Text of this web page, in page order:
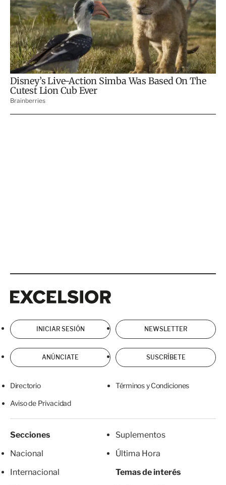
INICIAR SESIÓN NEWSLETTER
ANÚNCIATE SUSCRÍBETE
Directorio Términos y Condiciones
Aviso de Privacidad
Secciones
Nacional
Internacional
Suplementos
Última Hora
Temas de interés